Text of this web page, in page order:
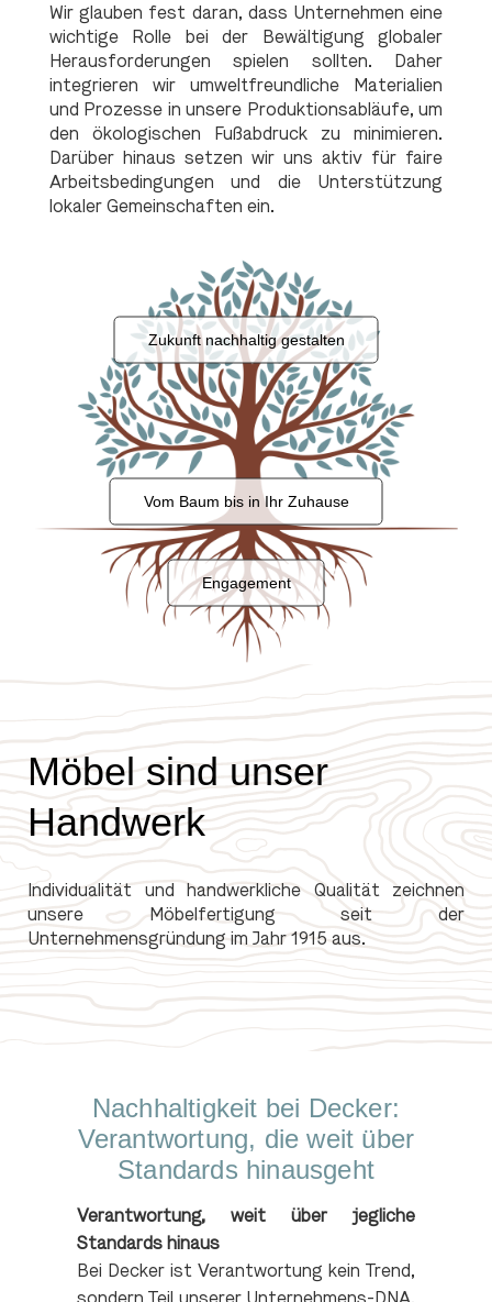
Wir glauben fest daran, dass Unternehmen eine
wichtige Rolle bei der Bewältigung globaler
Herausforderungen spielen sollten. Daher
integrieren wir umweltfreundliche Materialien
und Prozesse in unsere Produktionsabläufe, um
den ökologischen Fußabdruck zu minimieren.
Darüber hinaus setzen wir uns aktiv für faire
Arbeitsbedingungen und die Unterstützung
lokaler Gemeinschaften ein.
Zukunft nachhaltig gestalten
Vom Baum bis in Ihr Zuhause
Engagement
Möbel sind unser
Handwerk
Individualität und handwerkliche Qualität zeichnen
unsere Möbelfertigung seit der
Unternehmensgründung im Jahr 1915 aus.
Nachhaltigkeit bei Decker:
Verantwortung, die weit über
Standards hinausgeht
Verantwortung, weit über jegliche
Standards hinaus
Bei Decker ist Verantwortung kein Trend,